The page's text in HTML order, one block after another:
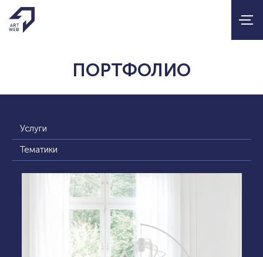
ПОРТФОЛИО
Услуги
Тематики